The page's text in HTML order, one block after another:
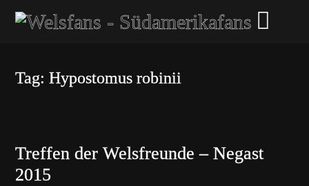
Tag: Hypostomus robinii
Treffen der Welsfreunde – Negast
2015